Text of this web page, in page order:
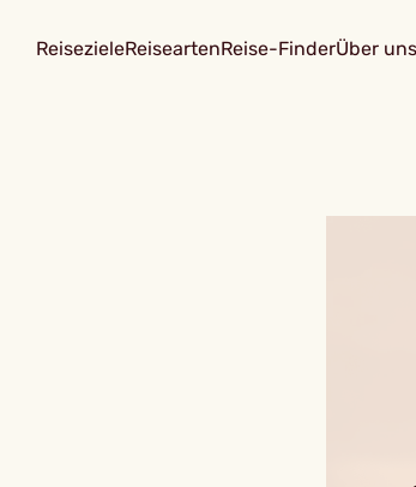
ReisezieleReiseartenReise-FinderÜber uns